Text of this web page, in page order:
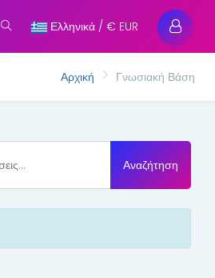
Ελληνικά / € EUR
Αρχική Γνωσιακή Βάση
Αναζήτηση